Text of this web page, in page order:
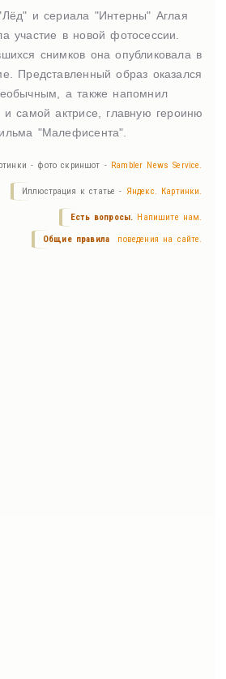
и сериала "Интерны" Аглая
участие в новой фотосессии.
снимков она опубликовала в
Представленный образ оказался
а также напомнил
самой актрисе, главную героиню
"Малефисента".
- фото скриншот - Rambler News Service.
Иллюстрация к статье - Яндекс. Картинки.
Есть вопросы. Напишите нам.
Общие правила поведения на сайте.